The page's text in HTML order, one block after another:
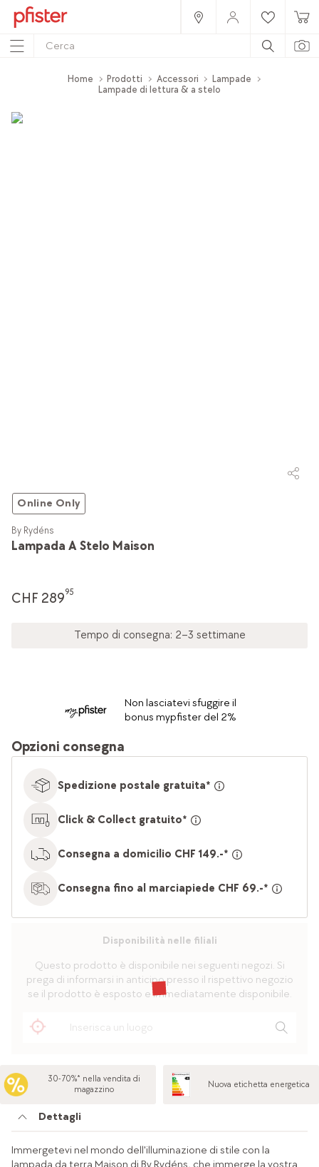
Home Prodotti Accessori
Lampade
Lampade di lettura & a stelo
Online Only
Lampada A Stelo Maison
By Rydéns
CHF 28995
Tempo di consegna: 2–3 settimane
Non lasciatevi sfuggire il
bonus mypfister del 2%
Opzioni consegna
Spedizione postale gratuita*
Click & Collect gratuito*
Consegna a domicilio CHF 149.-*
Consegna fino al marciapiede CHF 69.-*
Disponibilità nelle filiali
Questo prodotto è disponibile nei seguenti negozi. Si
prega di informarsi in anticipo presso il rispettivo negozio
se il prodotto è esposto e immediatamente disponibile.
30-70%* nella vendita di
magazzino
Nuova etichetta energetica
Dettagli
Immergetevi nel mondo dell'illuminazione di stile con la